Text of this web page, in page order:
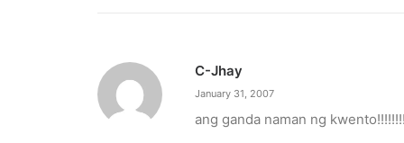
October 6, 2025
Greenpeace: Nuclear push misleads
C-Jhay
January 31, 2007
ang ganda naman ng